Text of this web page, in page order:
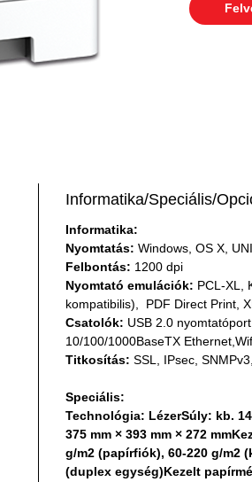
Informatika/Speciális/
Informatika:
Nyomtatás: Windows, OS X,
Felbontás: 1200 dpi
Nyomtató emulációk: PCL-XL,
kompatibilis), PDF Direct Print,
Csatolók: USB 2.0
10/100/1000BaseTX
Titkosítás: SSL, IPsec,
Speciális:
Technológia: LézerSúly: kb.
375 mm × 393 mm × 272
g/m2 (papírfiók), 60-220 g/m2
(duplex egység)Kezelt